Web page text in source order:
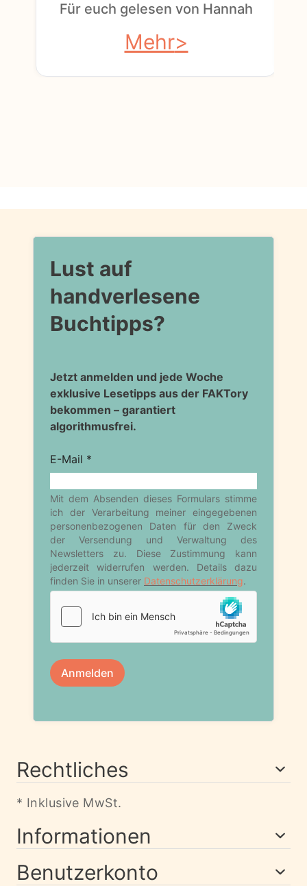
Für euch gelesen von Hannah
Mehr
Lust auf
handverlesene
Buchtipps?
Rechtliches
* Inklusive MwSt.
Informationen
Benutzerkonto